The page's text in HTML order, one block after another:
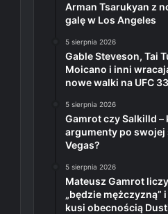
Arman Tsarukyan z
galę w Los Angeles
5 sierpnia 2026
Gable Steveson, Tai
Moicano i inni
nowe walki na UFC
5 sierpnia 2026
Gamrot czy Salkilld
argumenty po swojej
Vegas?
5 sierpnia 2026
Mateusz Gamrot
„będzie mężczyzną”
kusi obecnością